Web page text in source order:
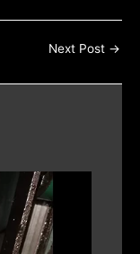
Next Post →